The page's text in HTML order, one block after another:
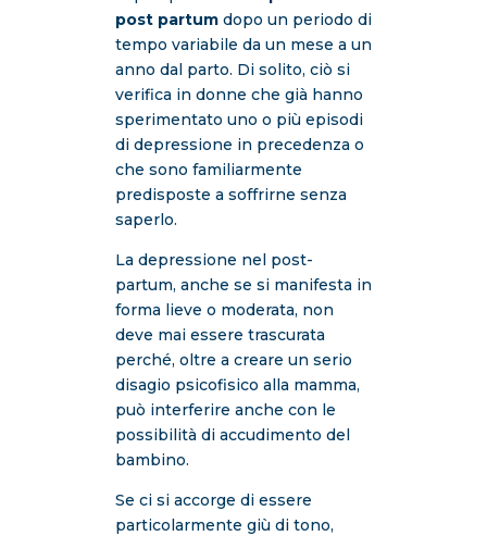
post partumdopo un periodo di
tempo variabile da un mese a un
anno dal parto. Di solito, ciò si
verifica in donne che già hanno
sperimentato uno o più episodi
di depressione in precedenza o
che sono familiarmente
predisposte a soffrirne senza
saperlo.
La depressione nel post-
partum, anche se si manifesta in
forma lieve o moderata, non
deve mai essere trascurata
perché, oltre a creare un serio
disagio psicofisico alla mamma,
può interferire anche con le
possibilità di accudimento del
bambino.
Se ci si accorge di essere
particolarmente giù di tono,